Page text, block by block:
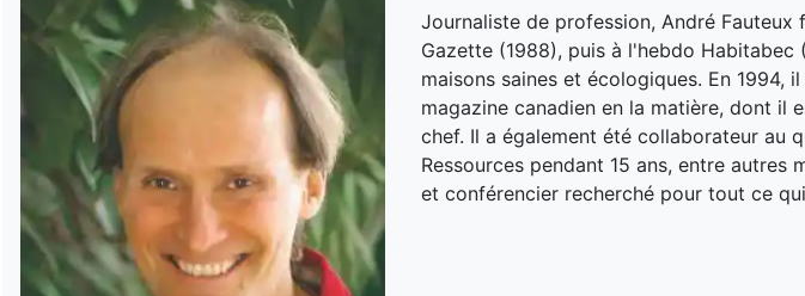
Journaliste de profession, André
Gazette (1988), puis à l'hebdo Habitabec
maisons saines et écologiques. En 1994,
magazine canadien en la matière, dont il
chef. Il a également été collaborateur au
Ressources pendant 15 ans, entre autres
et conférencier recherché pour tout ce